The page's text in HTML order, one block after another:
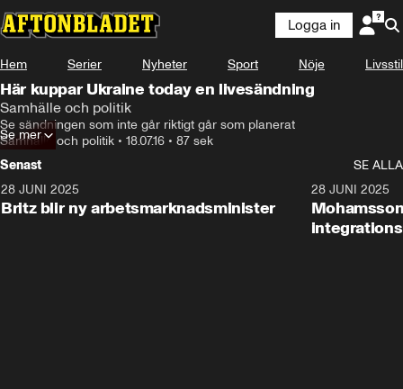
Logga in
Hem Serier Nyheter Sport Nöje Livsstil
Här kuppar Ukraine today en livesändning
Samhälle och politik
Se sändningen som inte går riktigt går som planerat
Samhälle och politik • 18.07.16 • 87 sek
Se mer
Senast
SE ALLA
28 JUNI 2025
Britz blir ny arbetsmarknadsminister
28 JUNI 2025